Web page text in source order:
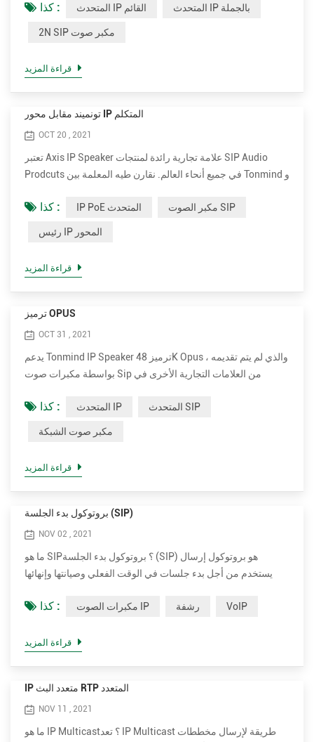
لتحسين جودة الصوت ، بما في ذلك OPUS ， MP1 / MP2 / MP3
واضح وعالي. إنها 15 وات و 30 وات اختيارية. • أكثر فعالية من حيث
كذا : المتحدث IP القائم المتحدث IP بالجملة
2N SIP مكبر صوت
قراءة المزيد
تونميند مقابل محور IP المتكلم
OCT 20 , 2021
تعتبر Axis IP Speaker علامة تجارية رائدة لمنتجات SIP Audio
Prodcuts في جميع أنحاء العالم. نقارن طيه المعلمة بين Tonmind و
PoE. • دعم المزيد من الترميز لتحسين جودة الصوت ، بما في ذلك
OPUS ， MP1 / MP2 / MP3 ... إلخ. • قوة تصنيف أعلى تصل إلى
30 واط للحصول على صوت واضح وعالي. إنها 15 وات و 30 وات
كذا : IP PoE المتحدث مكبر الصوت SIP
رئيس IP المحور
قراءة المزيد
ترميز OPUS
OCT 31 , 2021
يدعم Tonmind IP Speaker ترميز 48K Opus ، والذي لم يتم تقديمه
بواسطة مكبرات صوت Sip من العلامات التجارية الأخرى في
الترددي إلى أقصى حد مع ضمان جودة صوت عالية للغاية. Opus هو
تنسيق ترميز صوتي طورته مؤسسة Xiph.Org Foundation ، وهو
مصمم لترميز الكلام والصوت العام بكفاءة في تنسيق واحد ، مع
كذا : المتحدث IP المتحدث SIP
مكبر صوت الشبكة
قراءة المزيد
بروتوكول بدء الجلسة (SIP)
NOV 02 , 2021
ما هو SIP؟ بروتوكول بدء الجلسة (SIP) هو بروتوكول إرسال
يستخدم من أجل بدء جلسات في الوقت الفعلي وصيانتها وإنهائها
طرق بروتوكول نقل الصوت عبر الإنترنت (VoIP). تشمل الطرق
وبروتوكول التحكم في النقل في الوقت الفعلي (RTCP) ،
كذا : مكبرات الصوت IP رشفة VoIP
قراءة المزيد
IP متعدد البث RTP المتعدد
NOV 11 , 2021
ما هو IP Multicast؟ تعد IP Multicast طريقة لإرسال مخططات